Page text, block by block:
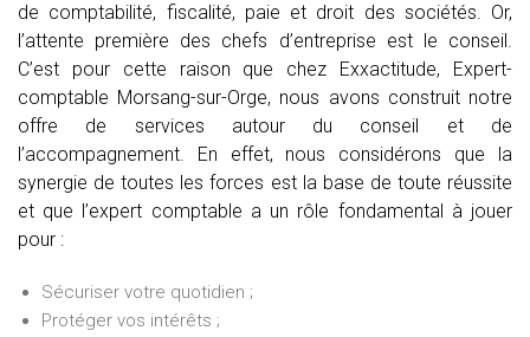
de comptabilité, fiscalité, paie et droit des sociétés. Or,
l’attente première des chefs d’entreprise est le conseil.
C’est pour cette raison que chez Exxactitude, Expert-
comptable Morsang-sur-Orge, nous avons construit notre
offre de services autour du conseil et de
l’accompagnement. En effet, nous considérons que la
synergie de toutes les forces est la base de toute réussite
et que l’expert comptable a un rôle fondamental à jouer
pour :
Sécuriser votre quotidien ;
Protéger vos intérêts ;